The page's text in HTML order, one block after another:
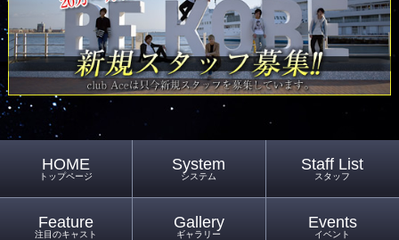
HOME
トップページ
System
システム
Staff List
スタッフ
Feature
注目のキャスト
Gallery
ギャラリー
Events
イベント